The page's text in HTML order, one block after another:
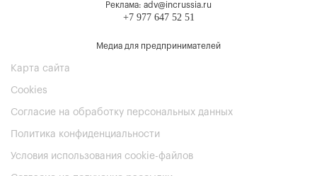
Реклама: adv@incrussia.ru
+7 977 647 52 51
Медиа для предпринимателей
Карта сайта
Cookies
Согласие на обработку персональных данных
Политика конфиденциальности
Условия использования cookie-файлов